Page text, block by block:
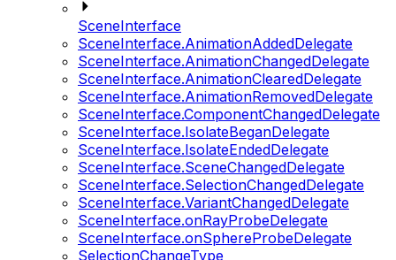
SceneInterface
SceneInterface.AnimationAddedDelegate
SceneInterface.AnimationChangedDelegate
SceneInterface.AnimationClearedDelegate
SceneInterface.AnimationRemovedDelegate
SceneInterface.ComponentChangedDelegate
SceneInterface.IsolateBeganDelegate
SceneInterface.IsolateEndedDelegate
SceneInterface.SceneChangedDelegate
SceneInterface.SelectionChangedDelegate
SceneInterface.VariantChangedDelegate
SceneInterface.onRayProbeDelegate
SceneInterface.onSphereProbeDelegate
SelectionChangeType